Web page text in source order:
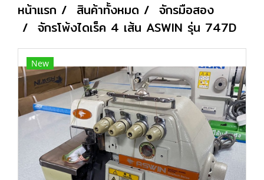
หน้าแรก สินค้าทั้งหมด
จักรมือสอง
จักรโพ้งไดเร็ค 4 เส้น ASWIN รุ่น 747D
New